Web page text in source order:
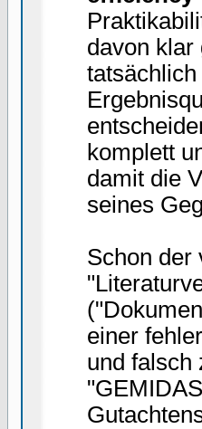
davon klar
komplett
damit die
seines
Schon der
einer
und falsch